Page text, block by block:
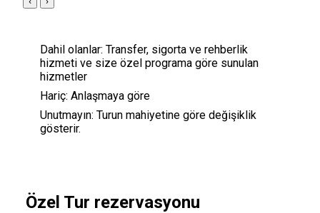
Dahil olanlar: Transfer, sigorta ve rehberlik
hizmeti ve size özel programa göre sunulan
hizmetler
Hariç: Anlaşmaya göre
Unutmayın: Turun mahiyetine göre değişiklik
gösterir.
Özel Tur rezervasyonu